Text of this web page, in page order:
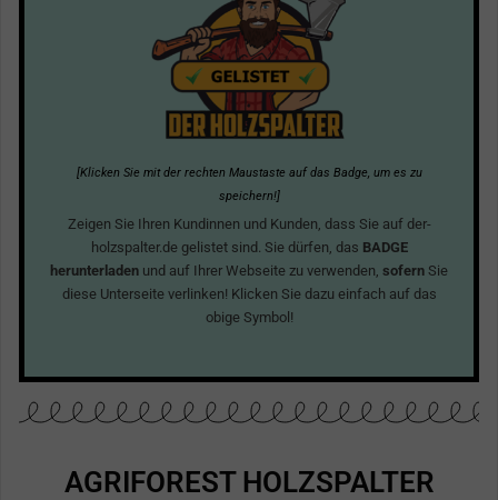
[Klicken Sie mit der rechten Maustaste auf das Badge, um es zu
speichern!]
Zeigen Sie Ihren Kundinnen und Kunden, dass Sie auf der-
holzspalter.de gelistet sind. Sie dürfen, das BADGE
herunterladen und auf Ihrer Webseite zu verwenden, sofern Sie
diese Unterseite verlinken! Klicken Sie dazu einfach auf das
obige Symbol!
AGRIFOREST HOLZSPALTER